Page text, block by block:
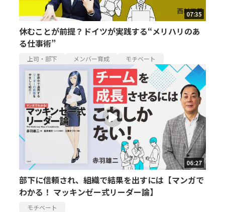
07:35
休むことが前提？ドイツが実践する“メリハリのあ
る仕事術”
上司・部下 メンバー育成 モチベート
06:27
部下に信頼され、組織で結果を出すには【マンガで
わかる！ マッキンゼー式リーダー論】
モチベート